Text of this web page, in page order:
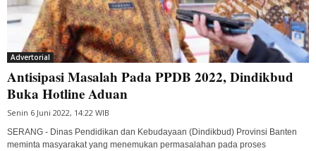
Advertorial
Antisipasi Masalah Pada PPDB 2022, Dindikbud
Buka Hotline Aduan
Senin 6 Juni 2022, 14:22 WIB
SERANG - Dinas Pendidikan dan Kebudayaan (Dindikbud) Provinsi Banten
meminta masyarakat yang menemukan permasalahan pada proses